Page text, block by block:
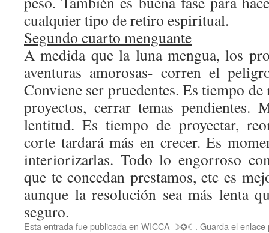
cualquier tipo de retiro espiritual.
Segundo cuarto menguante
A medida que la luna mengua, los
aventuras amorosas- corren el
Conviene ser pruedentes. Es tiempo
proyectos, cerrar temas pendientes.
lentitud. Es tiempo de proyectar,
corte tardará más en crecer. Es
interiorizarlas. Todo lo engorroso
que te concedan prestamos, etc es
aunque la resolución sea más lenta
seguro.
Esta entrada fue publicada en WICCA ☽✪☾ . Guarda el enlace